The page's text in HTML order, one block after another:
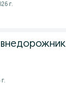
г.
внедорожник